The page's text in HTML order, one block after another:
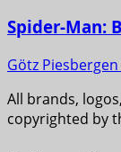
Spider-Man:
Götz Piesbergen
All brands,
copyrighted by